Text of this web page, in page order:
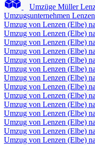
Umzüge Müller
Umzugsunternehmen
Umzug von Lenzen (Elbe)
Umzug von Lenzen (Elbe)
Umzug von Lenzen (Elbe)
Umzug von Lenzen (Elbe)
Umzug von Lenzen (Elbe)
Umzug von Lenzen (Elbe)
Umzug von Lenzen (Elbe)
Umzug von Lenzen (Elbe)
Umzug von Lenzen (Elbe)
Umzug von Lenzen (Elbe)
Umzug von Lenzen (Elbe)
Umzug von Lenzen (Elbe)
Umzug von Lenzen (Elbe)
Umzug von Lenzen (Elbe)